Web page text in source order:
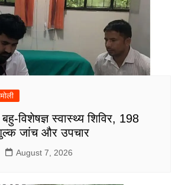
विशेषज्ञ स्वास्थ्य शिविर, 198
जांच और उपचार
August 7, 2026